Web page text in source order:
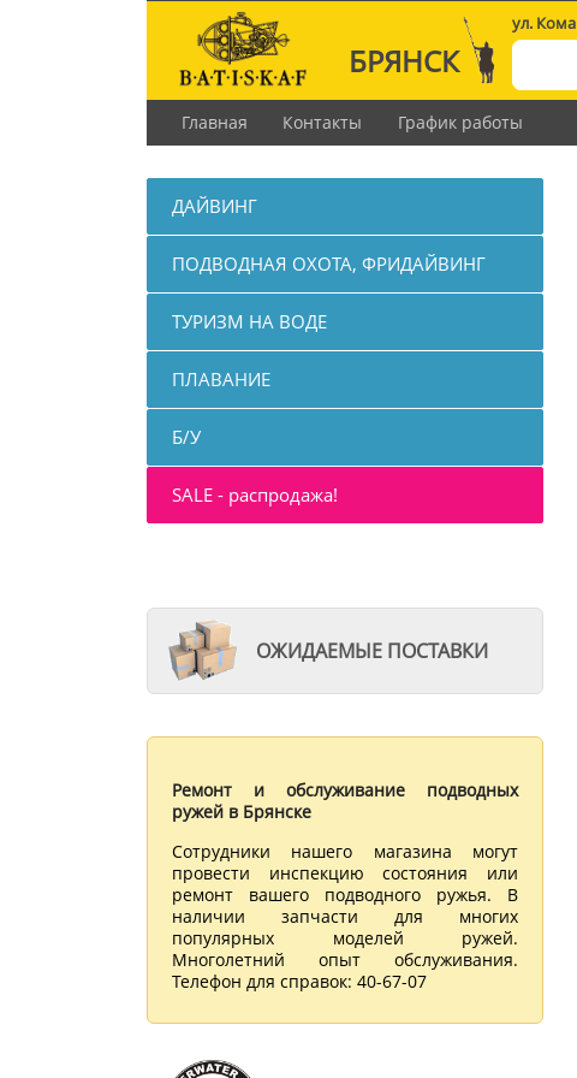
БРЯНСК
ул.
Главная Контакты График работы
ДАЙВИНГ
ПОДВОДНАЯ ОХОТА, ФРИДАЙВИНГ
ТУРИЗМ НА ВОДЕ
ПЛАВАНИЕ
Б/У
SALE - распродажа!
ОЖИДАЕМЫЕ ПОСТАВКИ
Ремонт и обслуживание подводных
ружей в Брянске
Сотрудники нашего магазина могут
провести инспекцию состояния или
ремонт вашего подводного ружья. В
наличии запчасти для многих
популярных моделей ружей.
Многолетний опыт обслуживания.
Телефон для справок: 40-67-07